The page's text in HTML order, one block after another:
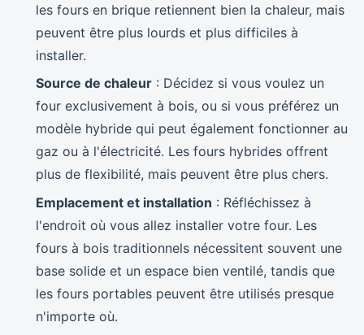
les fours en brique retiennent bien la chaleur, mais
peuvent être plus lourds et plus difficiles à
installer.
Source de chaleur : Décidez si vous voulez un
four exclusivement à bois, ou si vous préférez un
modèle hybride qui peut également fonctionner au
gaz ou à l'électricité. Les fours hybrides offrent
plus de flexibilité, mais peuvent être plus chers.
Emplacement et installation : Réfléchissez à
l'endroit où vous allez installer votre four. Les
fours à bois traditionnels nécessitent souvent une
base solide et un espace bien ventilé, tandis que
les fours portables peuvent être utilisés presque
n'importe où.